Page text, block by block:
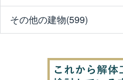
その他の建物(599)